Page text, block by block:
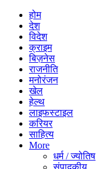
होम
देश
विदेश
क्राइम
बिज़नेस
राजनीति
मनोरंजन
खेल
हेल्थ
लाइफस्टाइल
करियर
साहित्य
More
धर्म / ज्योतिष
संपादकीय